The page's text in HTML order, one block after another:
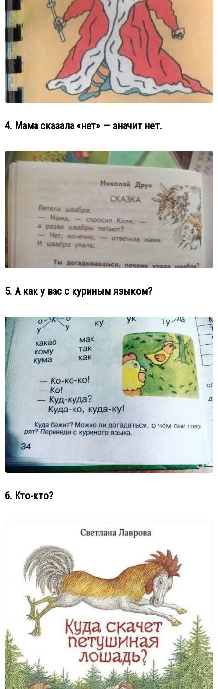
4. Мама сказала «нет» — значит нет.
5. А как у вас с куриным языком?
6. Кто-кто?